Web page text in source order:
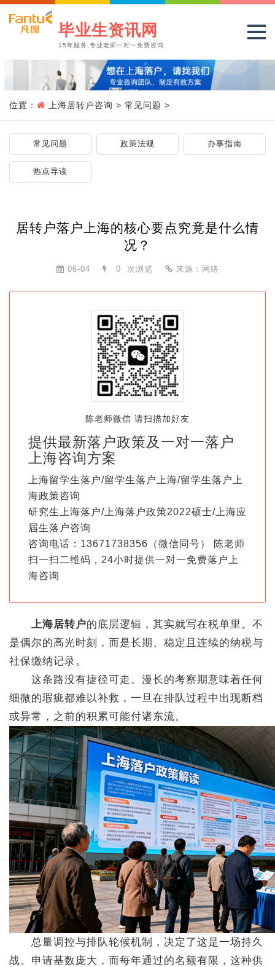
毕业生资讯网
15年服务,专业老师一对一免费咨询
位置： 上海居转户咨询 > 常见问题 >
常见问题 政策法规 办事指南
热点导读
居转户落户上海的核心要点究竟是什么情
况？
06-04 0 次浏览 来源：网络
陈老师微信 请扫描加好友
提供最新落户政策及一对一落户
上海咨询方案
上海留学生落户/留学生落户上海/留学生落户上
海政策咨询
研究生上海落户/上海落户政策2022硕士/上海应
届生落户咨询
咨询电话：13671738356（微信同号） 陈老师
扫一扫二维码，24小时提供一对一免费落户上
海咨询
上海居转户的底层逻辑，其实就写在税单里。不
是偶尔的高光时刻，而是长期、稳定且连续的纳税与
社保缴纳记录。
这条路没有捷径可走。漫长的考察期意味着任何
细微的瑕疵都难以补救，一旦在排队过程中出现断档
或异常，之前的积累可能付诸东流。
总量调控与排队轮候机制，决定了这是一场持久
战。申请基数庞大，而每年通过的名额有限，这种供